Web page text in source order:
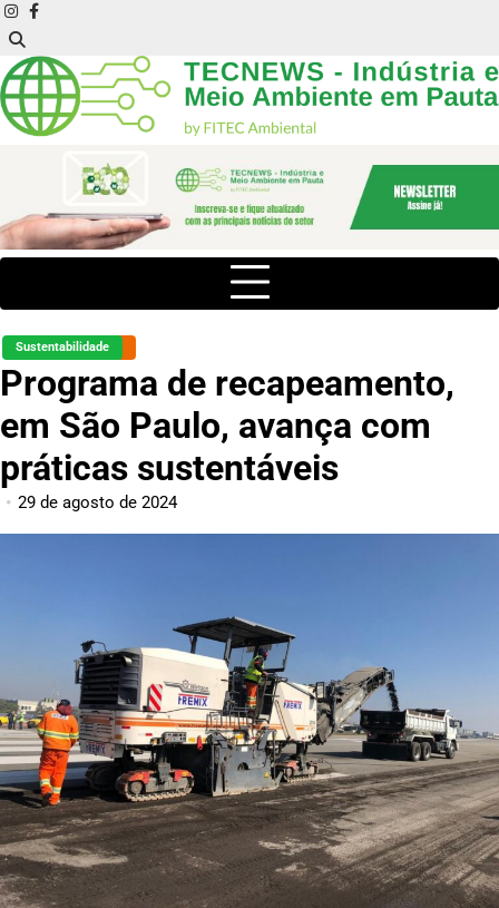
Skip
to
content
instagram
facebook
Sustentabilidade
Programa de recapeamento,
em São Paulo, avança com
práticas sustentáveis
29 de agosto de 2024